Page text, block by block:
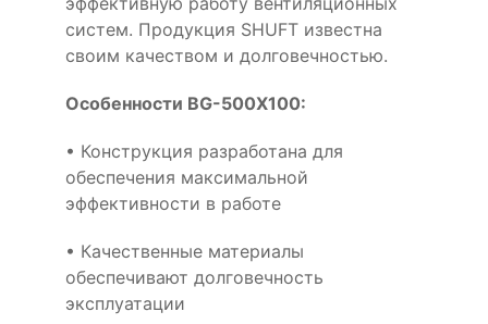
систем. Продукция SHUFT известна
своим качеством и долговечностью.
Особенности BG-500X100:
• Конструкция разработана для
обеспечения максимальной
эффективности в работе
• Качественные материалы
обеспечивают долговечность
эксплуатации